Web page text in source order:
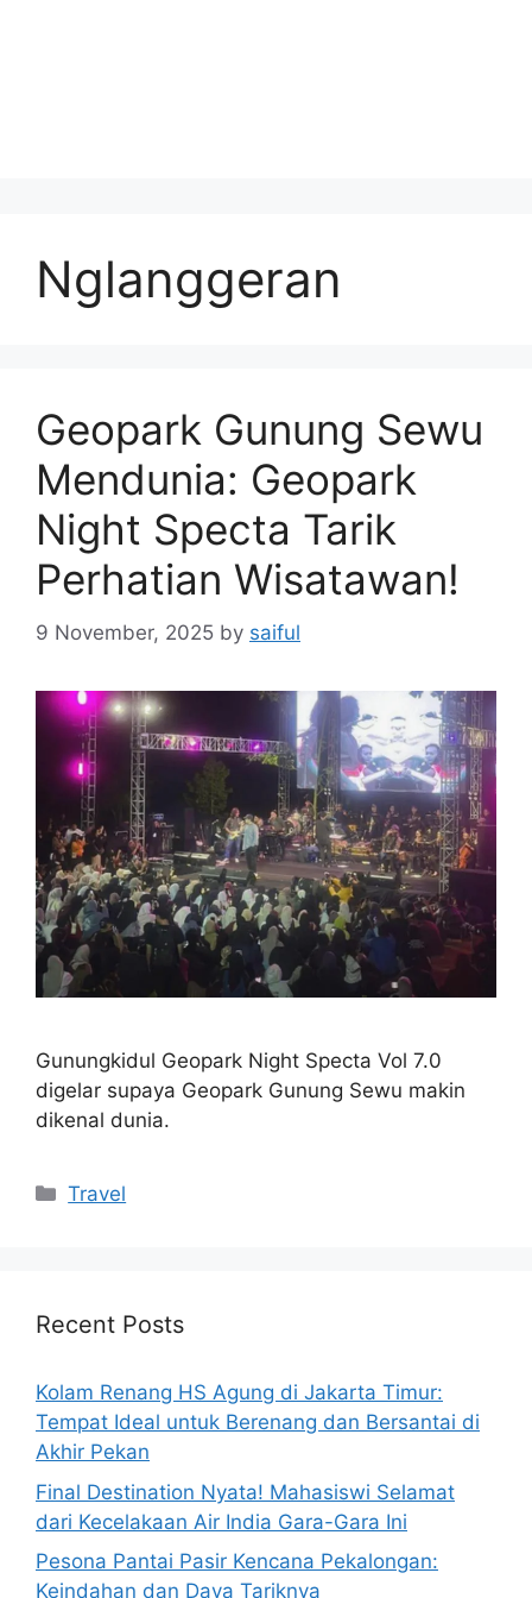
Nglanggeran
Geopark Gunung Sewu
Mendunia: Geopark
Night Specta Tarik
Perhatian Wisatawan!
9 November, 2025 by saiful
Gunungkidul Geopark Night Specta Vol 7.0
digelar supaya Geopark Gunung Sewu makin
dikenal dunia.
Categories
Travel
Recent Posts
Kolam Renang HS Agung di Jakarta Timur:
Tempat Ideal untuk Berenang dan Bersantai di
Akhir Pekan
Final Destination Nyata! Mahasiswi Selamat
dari Kecelakaan Air India Gara-Gara Ini
Pesona Pantai Pasir Kencana Pekalongan:
Keindahan dan Daya Tariknya